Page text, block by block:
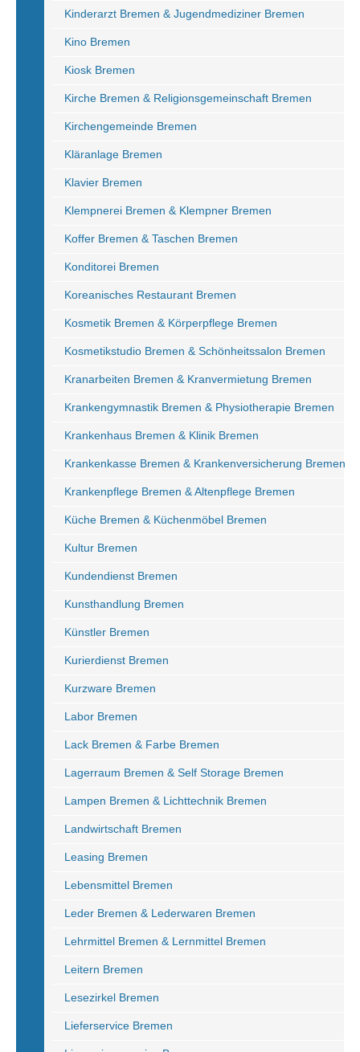
Kinderarzt Bremen & Jugendmediziner Bremen
Kino Bremen
Kiosk Bremen
Kirche Bremen & Religionsgemeinschaft Bremen
Kirchengemeinde Bremen
Kläranlage Bremen
Klavier Bremen
Klempnerei Bremen & Klempner Bremen
Koffer Bremen & Taschen Bremen
Konditorei Bremen
Koreanisches Restaurant Bremen
Kosmetik Bremen & Körperpflege Bremen
Kosmetikstudio Bremen & Schönheitssalon Bremen
Kranarbeiten Bremen & Kranvermietung Bremen
Krankengymnastik Bremen & Physiotherapie Bremen
Krankenhaus Bremen & Klinik Bremen
Krankenkasse Bremen & Krankenversicherung Bremen
Krankenpflege Bremen & Altenpflege Bremen
Küche Bremen & Küchenmöbel Bremen
Kultur Bremen
Kundendienst Bremen
Kunsthandlung Bremen
Künstler Bremen
Kurierdienst Bremen
Kurzware Bremen
Labor Bremen
Lack Bremen & Farbe Bremen
Lagerraum Bremen & Self Storage Bremen
Lampen Bremen & Lichttechnik Bremen
Landwirtschaft Bremen
Leasing Bremen
Lebensmittel Bremen
Leder Bremen & Lederwaren Bremen
Lehrmittel Bremen & Lernmittel Bremen
Leitern Bremen
Lesezirkel Bremen
Lieferservice Bremen